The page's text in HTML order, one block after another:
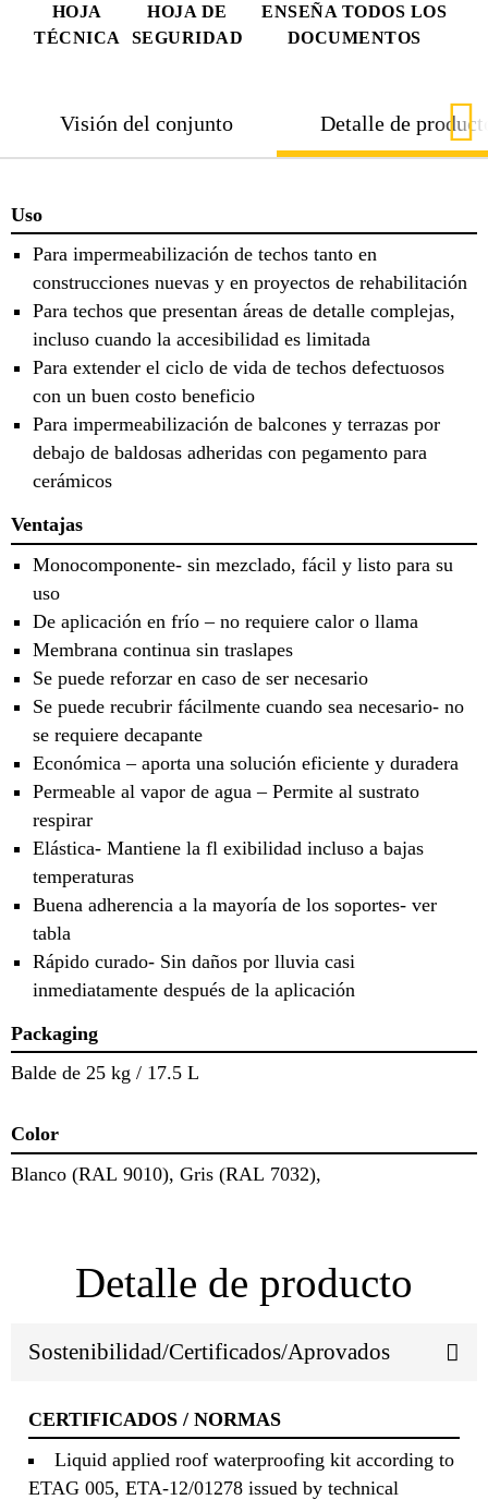
HOJA
TÉCNICA
HOJA DE
SEGURIDAD
ENSEÑA TODOS LOS
DOCUMENTOS
Visión del conjunto Detalle de
Uso
Para impermeabilización de techos tanto en
construcciones nuevas y en proyectos de rehabilitación
Para techos que presentan áreas de detalle complejas,
incluso cuando la accesibilidad es limitada
Para extender el ciclo de vida de techos defectuosos
con un buen costo beneficio
Para impermeabilización de balcones y terrazas por
debajo de baldosas adheridas con pegamento para
cerámicos
Ventajas
Monocomponente- sin mezclado, fácil y listo para su
uso
De aplicación en frío – no requiere calor o llama
Membrana continua sin traslapes
Se puede reforzar en caso de ser necesario
Se puede recubrir fácilmente cuando sea necesario- no
se requiere decapante
Económica – aporta una solución eficiente y duradera
Permeable al vapor de agua – Permite al sustrato
respirar
Elástica- Mantiene la fl exibilidad incluso a bajas
temperaturas
Buena adherencia a la mayoría de los soportes- ver
tabla
Rápido curado- Sin daños por lluvia casi
inmediatamente después de la aplicación
Packaging
Balde de 25 kg / 17.5 L
Color
Blanco (RAL 9010), Gris (RAL 7032),
Detalle de producto
Sostenibilidad/Certificados/Aprovados
CERTIFICADOS / NORMAS
Liquid applied roof waterproofing kit according to
ETAG 005, ETA-12/01278 issued by technical